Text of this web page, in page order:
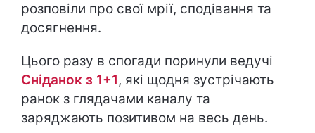
розповіли про свої мрії, сподівання та
досягнення.
Цього разу в спогади поринули ведучі
Сніданок з 1+1, які щодня зустрічають
ранок з глядачами каналу та
заряджають позитивом на весь день.